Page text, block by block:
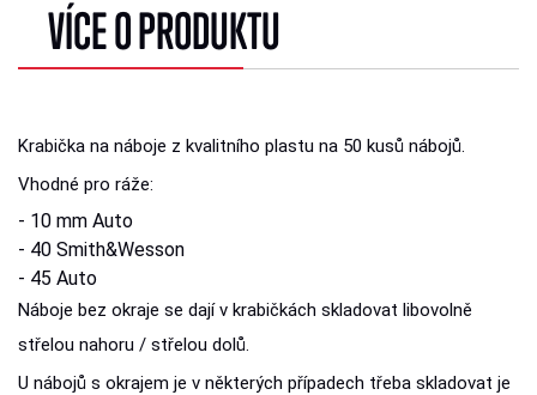
VÍCE O PRODUKTU
Krabička na náboje z kvalitního plastu na 50 kusů nábojů.
Vhodné pro ráže:
- 10 mm Auto
- 40 Smith&Wesson
- 45 Auto
Náboje bez okraje se dají v krabičkách skladovat libovolně
střelou nahoru / střelou dolů.
U nábojů s okrajem je v některých případech třeba skladovat je